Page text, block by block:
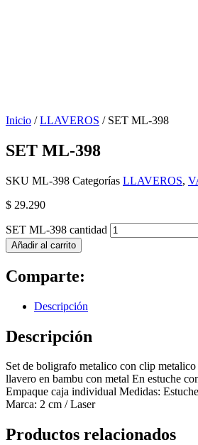
Inicio /LLAVEROS / SET ML-398
SET ML-398
SKU ML-398 Categorías LLAVEROS,
$ 29.290
SET ML-398 cantidad
Añadir al carrito
Comparte:
Descripción
Descripción
Set de boligrafo metalico con clip
llavero en bambu con metal En estuche
Empaque caja individual Medidas:
Marca: 2 cm / Laser
Productos relacionados